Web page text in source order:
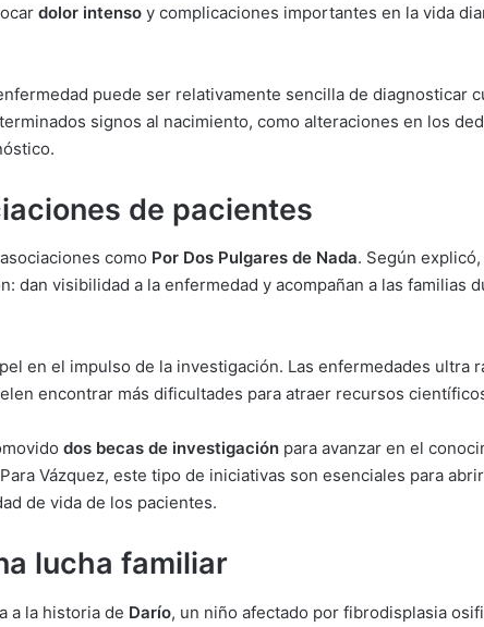
dolor intenso y complicaciones importantes en la vida
puede ser relativamente sencilla de diagnosticar
signos al nacimiento, como alteraciones en los
de pacientes
como Por Dos Pulgares de Nada. Según
dan visibilidad a la enfermedad y acompañan a las familias
en el impulso de la investigación. Las enfermedades ultra
encontrar más dificultades para atraer recursos
dos becas de investigación para avanzar en el
Vázquez, este tipo de iniciativas son esenciales para
de vida de los pacientes.
lucha familiar
a la historia de Darío, un niño afectado por fibrodisplasia